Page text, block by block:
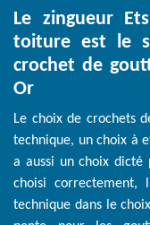
Le zingueur
toiture est le
crochet de
Or
Le choix de crochets
technique, un choix à
a aussi un choix dicté
choisi correctement,
technique dans le